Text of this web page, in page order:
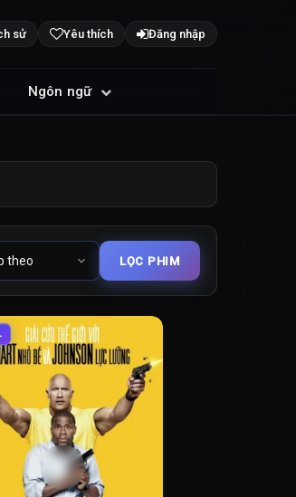
sử Yêu thích Đăng nhập
Ngôn ngữ